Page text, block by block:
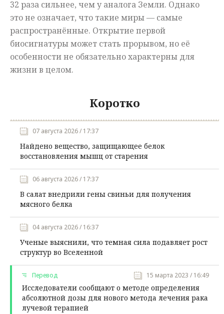
32 раза сильнее, чем у аналога Земли. Однако
это не означает, что такие миры — самые
распространённые. Открытие первой
биосигнатуры может стать прорывом, но её
особенности не обязательно характерны для
жизни в целом.
Коротко
07 августа 2026 / 17:37
Найдено вещество, защищающее белок
восстановления мышц от старения
06 августа 2026 / 17:37
В салат внедрили гены свиньи для получения
мясного белка
04 августа 2026 / 16:37
Ученые выяснили, что темная сила подавляет рост
структур во Вселенной
Перевод 15 марта 2023 / 16:49
Исследователи сообщают о методе определения
абсолютной дозы для нового метода лечения рака
лучевой терапией